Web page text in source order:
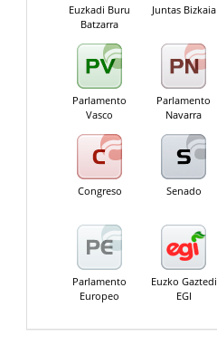
Euzkadi Buru
Batzarra
Juntas Bizkaia
Parlamento
Vasco
Parlamento
Navarra
Congreso Senado
Parlamento
Europeo
Euzko Gaztedi
EGI